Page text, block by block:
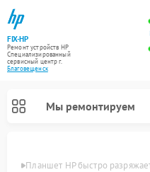
FIX-HP
Ремонт устройств HP
Специализированный
cервисный центр г.
Благовещенск
Мы ремонтируем
Планшет HP быстро